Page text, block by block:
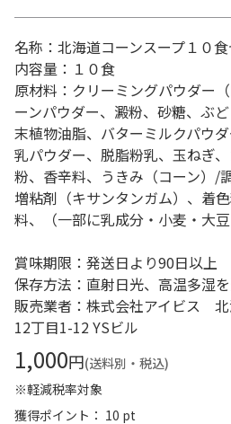
名称：北海道コーンスープ１０
内容量：１０食
原材料：クリーミングパウダー
ーンパウダー、澱粉、砂糖、ぶ
末植物油脂、バターミルクパウ
乳パウダー、脱脂粉乳、玉ねぎ
粉、香辛料、うきみ（コーン）/
増粘剤（キサンタンガム）、着
料、（一部に乳成分・小麦・大豆
賞味期限：発送日より90日以上
保存方法：直射日光、高温多湿
販売業者：株式会社アイビス
12丁目1-12 YSビル
1,000円(送料別・税込)
※軽減税率対象
獲得ポイント： 10 pt